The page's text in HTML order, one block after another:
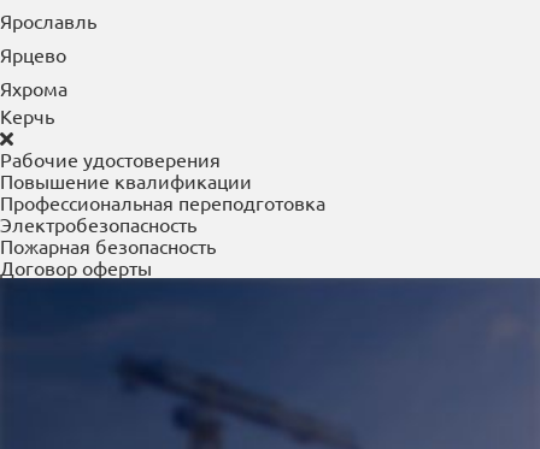
Ярославль
Ярцево
Яхрома
Керчь
Рабочие удостоверения
Повышение квалификации
Профессиональная переподготовка
Электробезопасность
Пожарная безопасность
Договор оферты